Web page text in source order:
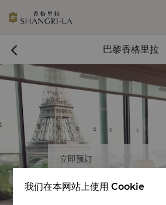
 巴黎香格里拉
立即预订
我们在本网站上使用 Cookie